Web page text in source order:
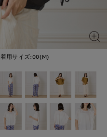
着用サイズ:00(M)